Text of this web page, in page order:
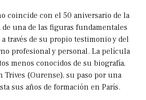
coincide con el 50 aniversario de la
una de las figuras fundamentales
a través de su propio testimonio y del
profesional y personal. La película
menos conocidos de su biografía,
Trives (Ourense), su paso por una
sus años de formación en París.